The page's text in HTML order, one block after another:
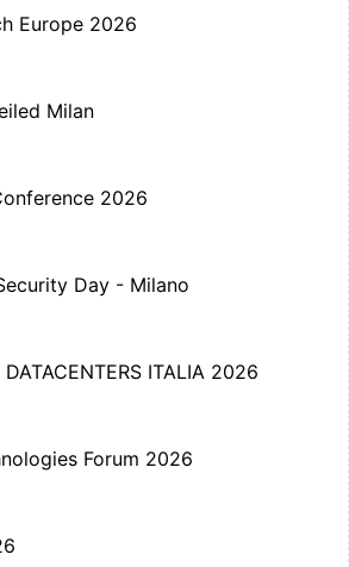
Europe 2026
Milan
2026
Day - Milano
DATACENTERS ITALIA 2026
Forum 2026